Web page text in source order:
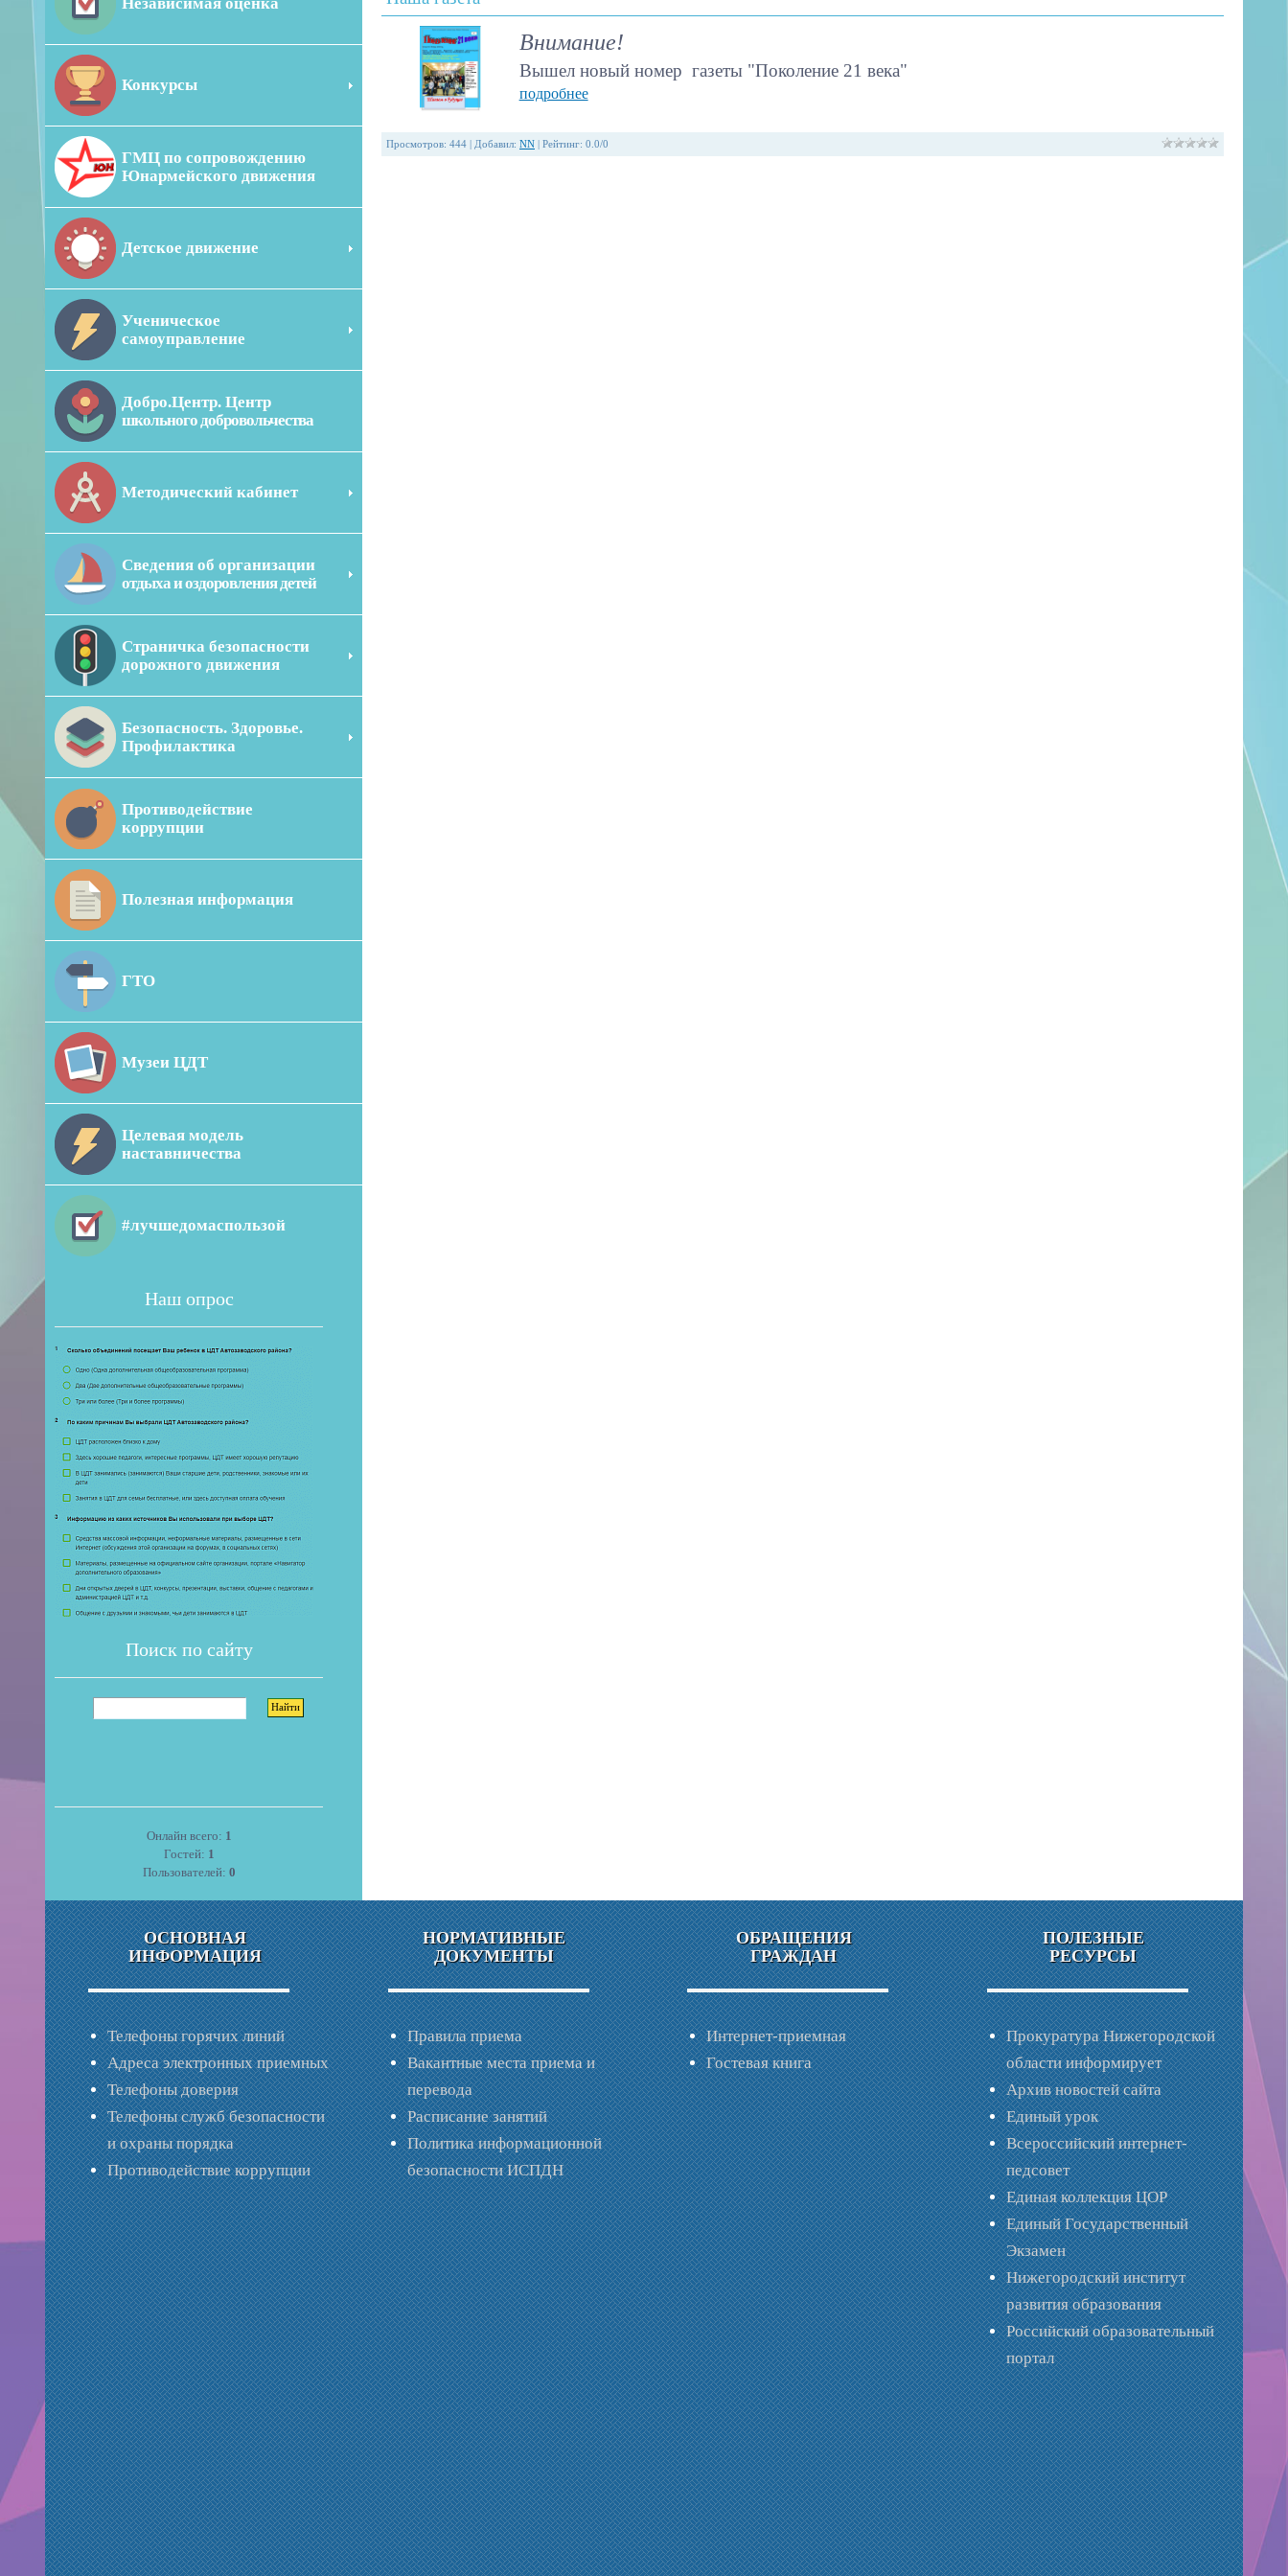
Конкурсы
ГМЦ по сопровождению
Юнармейского движения
Детское движение
Ученическое
самоуправление
Добро.Центр. Центр
школьного добровольчества
Методический кабинет
Сведения об организации
отдыха и оздоровления детей
Страничка безопасности
дорожного движения
Безопасность. Здоровье.
Профилактика
Противодействие
коррупции
Полезная информация
ГТО
Музеи ЦДТ
Целевая модель
наставничества
#лучшедомаспользой
Наш опрос
Поиск по сайту
Онлайн всего: 1
Гостей: 1
Пользователей: 0
Внимание!
Вышел новый номер газеты "Поколение 21 века"
подробнее
Просмотров: 444 Добавил: NN Рейтинг: 0.0/0
ОСНОВНАЯ
ИНФОРМАЦИЯ
Телефоны горячих линий
Адреса электронных приемных
Телефоны доверия
Телефоны служб безопасности
и охраны порядка
Противодействие коррупции
НОРМАТИВНЫЕ
ДОКУМЕНТЫ
Правила приема
Вакантные места приема и
перевода
Расписание занятий
Политика информационной
безопасности ИСПДН
ОБРАЩЕНИЯ
ГРАЖДАН
Интернет-приемная
Гостевая книга
ПОЛЕЗНЫЕ
РЕСУРСЫ
Прокуратура Нижегородской
области информирует
Архив новостей сайта
Единый урок
Всероссийский интернет-
педсовет
Единая коллекция ЦОР
Единый Государственный
Экзамен
Нижегородский институт
развития образования
Российский образовательный
портал